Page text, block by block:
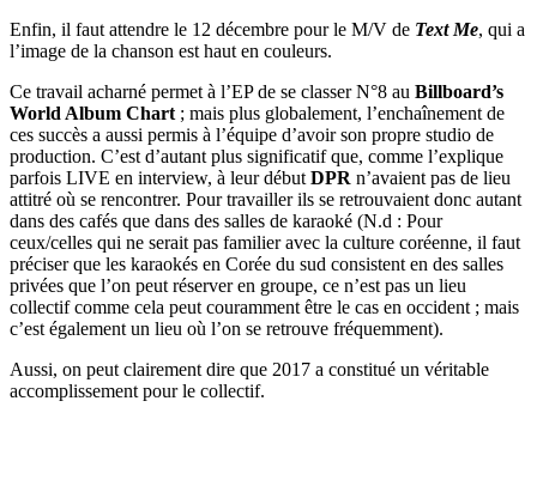
Enfin, il faut attendre le 12 décembre pour le M/V de Text Me, qui a
l’image de la chanson est haut en couleurs.
Ce travail acharné permet à l’EP de se classer N°8 au Billboard’s
World Album Chart ; mais plus globalement, l’enchaînement de
ces succès a aussi permis à l’équipe d’avoir son propre studio de
production. C’est d’autant plus significatif que, comme l’explique
parfois LIVE en interview, à leur début DPR n’avaient pas de lieu
attitré où se rencontrer. Pour travailler ils se retrouvaient donc autant
dans des cafés que dans des salles de karaoké (N.d : Pour
ceux/celles qui ne serait pas familier avec la culture coréenne, il faut
préciser que les karaokés en Corée du sud consistent en des salles
privées que l’on peut réserver en groupe, ce n’est pas un lieu
collectif comme cela peut couramment être le cas en occident ; mais
c’est également un lieu où l’on se retrouve fréquemment).
Aussi, on peut clairement dire que 2017 a constitué un véritable
accomplissement pour le collectif.